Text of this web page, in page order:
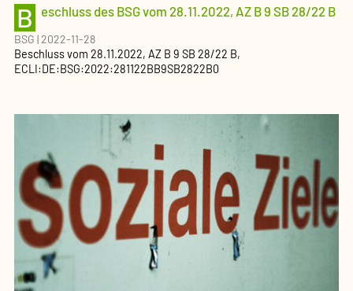
B eschluss des BSG vom 28.11.2022, AZ B 9 SB 28/22 B
BSG |2022-11-28
Beschlussvom 28.11.2022, AZ B 9 SB 28/22 B,
ECLI:DE:BSG:2022:281122BB9SB2822B0